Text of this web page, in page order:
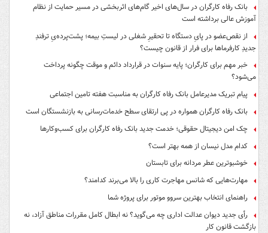
بانک رفاه کارگران در سال‌های اخیر گام‌های اثربخشی در مسیر حمایت از نظام
آموزش عالی برداشته است
از نقص‌عضو در پایِ دستگاه تا تحقیرِ شغلی در لیستِ بیمه؛ پشت‌پرده‌یِ ترفندِ
جدیدِ کارفرماها برای فرار از قانون چیست؟
خبر مهم برای کارگران؛ پایه سنوات در قرارداد دائم و موقت چگونه پرداخت
می‌شود؟
پیام تبریک مدیرعامل بانک رفاه کارگران به مناسبت هفته تامین اجتماعی
بانک رفاه کارگران همواره در پی ارتقای سطح خدمات‌رسانی به بازنشستگان است
چک امن دیجیتال حقوقی؛ خدمت جدید بانک رفاه کارگران برای کسب‌وکارها
کدام مدل نیسان از همه بهتر است؟
خوشبوترین عطر مردانه برای تابستان
مهارت‌هایی که شانس مهاجرت کاری را بالا می‌برند کدامند؟
راهنمای انتخاب بهترین سروو موتور برای پروژه شما
رأی جدید دیوان عدالت اداری چه می‌گوید؟ نه ابطال کامل مقررات مناطق آزاد، نه
بازگشت قانون کار